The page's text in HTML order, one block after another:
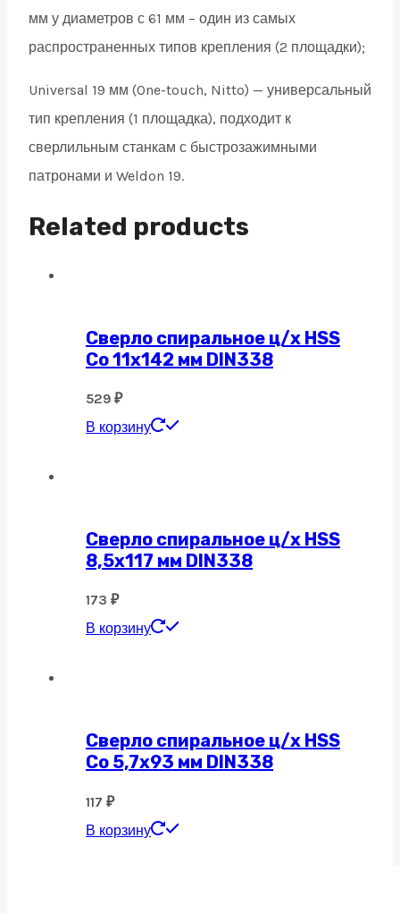
мм у диаметров с 61 мм – один из самых
распространенных типов крепления (2 площадки);
Universal 19 мм (One-touch, Nitto) — универсальный
тип крепления (1 площадка), подходит к
сверлильным станкам с быстрозажимными
патронами и Weldon 19.
Related products
Сверло спиральное ц/х HSS
Co 11х142 мм DIN338
529 ₽
В корзину
Сверло спиральное ц/х HSS
8,5х117 мм DIN338
173 ₽
В корзину
Сверло спиральное ц/х HSS
Co 5,7х93 мм DIN338
117 ₽
В корзину